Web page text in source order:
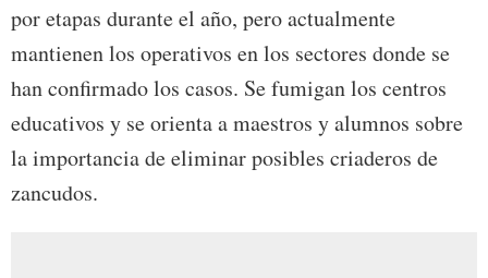
por etapas durante el año, pero actualmente
mantienen los operativos en los sectores donde se
han confirmado los casos. Se fumigan los centros
educativos y se orienta a maestros y alumnos sobre
la importancia de eliminar posibles criaderos de
zancudos.